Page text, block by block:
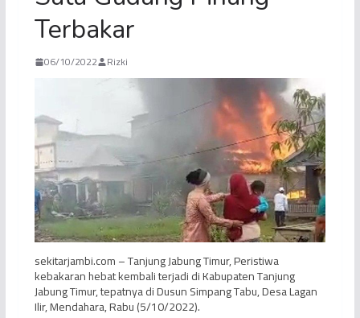
Terbakar
06/10/2022 Rizki
sekitarjambi.com – Tanjung Jabung Timur, Peristiwa
kebakaran hebat kembali terjadi di Kabupaten Tanjung
Jabung Timur, tepatnya di Dusun Simpang Tabu, Desa Lagan
Ilir, Mendahara, Rabu (5/10/2022).